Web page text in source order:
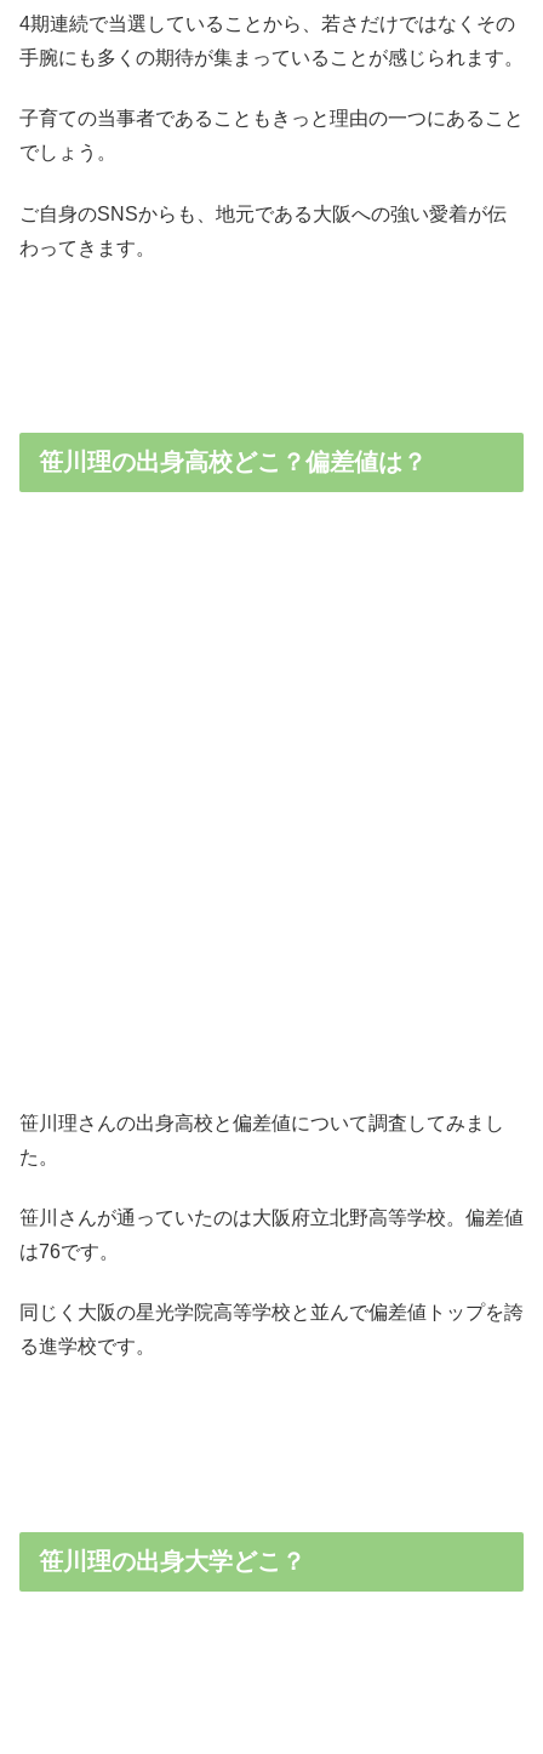
4期連続で当選していることから、若さだけではなくその
手腕にも多くの期待が集まっていることが感じられます。
子育ての当事者であることもきっと理由の一つにあること
でしょう。
ご自身のSNSからも、地元である大阪への強い愛着が伝
わってきます。
笹川理の出身高校どこ？偏差値は？
笹川理さんの出身高校と偏差値について調査してみまし
た。
笹川さんが通っていたのは大阪府立北野高等学校。偏差値
は76です。
同じく大阪の星光学院高等学校と並んで偏差値トップを誇
る進学校です。
笹川理の出身大学どこ？